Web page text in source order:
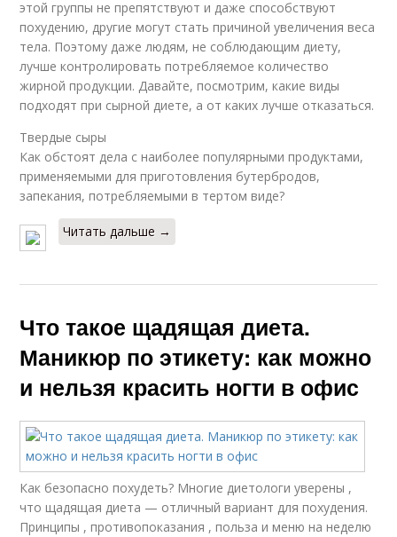
этой группы не препятствуют и даже способствуют
похудению, другие могут стать причиной увеличения веса
тела. Поэтому даже людям, не соблюдающим диету,
лучше контролировать потребляемое количество
жирной продукции. Давайте, посмотрим, какие виды
подходят при сырной диете, а от каких лучше отказаться.
Твердые сыры
Как обстоят дела с наиболее популярными продуктами,
применяемыми для приготовления бутербродов,
запекания, потребляемыми в тертом виде?
Читать дальше →
Что такое щадящая диета.
Маникюр по этикету: как можно
и нельзя красить ногти в офис
Как безопасно похудеть? Многие диетологи уверены ,
что щадящая диета — отличный вариант для похудения.
Принципы , противопоказания , польза и меню на неделю